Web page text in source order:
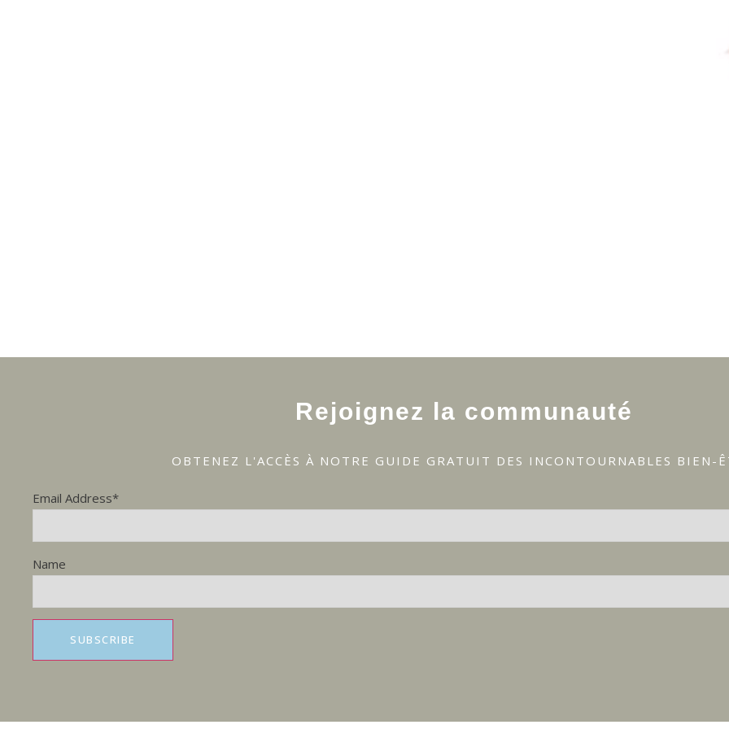
Rejoignez la communauté
OBTENEZ L'ACCÈS À NOTRE GUIDE GRATUIT DES INCONTOURNABLES BIEN-
Email Address*
Name